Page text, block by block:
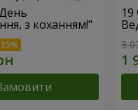
з коханням!"
3